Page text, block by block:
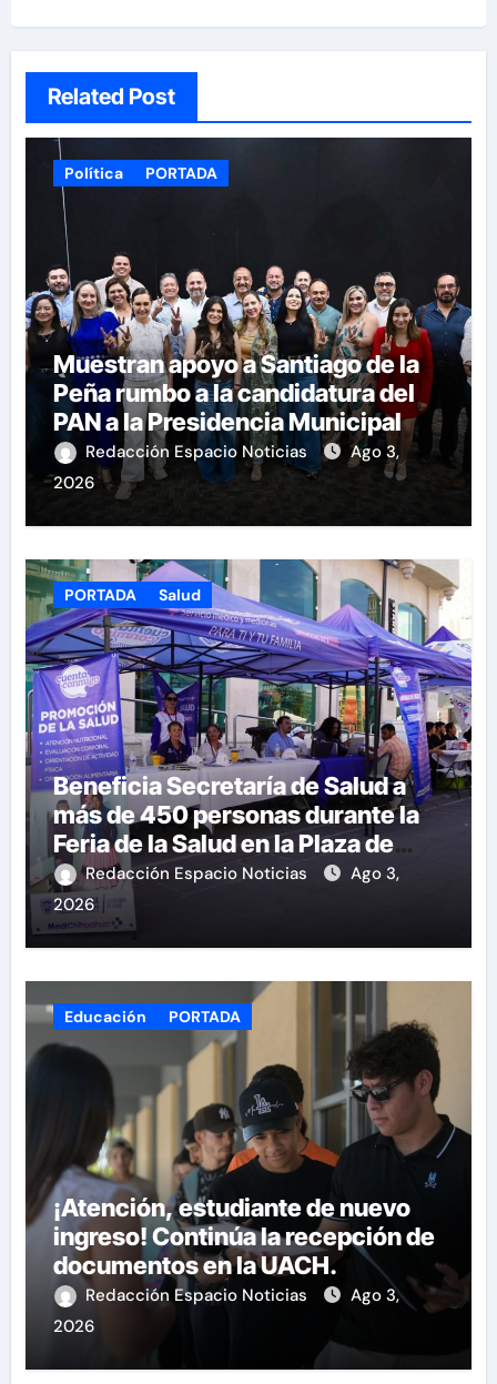
Related Post
Política PORTADA
Muestran apoyo a Santiago de la
Peña rumbo a la candidatura del
PAN a la Presidencia Municipal
Redacción Espacio Noticias
Ago 3,
2026
PORTADA Salud
Beneficia Secretaría de Salud a
más de 450 personas durante la
Feria de la Salud en la Plaza de
Armas
Redacción Espacio Noticias
Ago 3,
2026
Educación PORTADA
¡Atención, estudiante de nuevo
ingreso! Continúa la recepción de
documentos en la UACH.
Redacción Espacio Noticias
Ago 3,
2026